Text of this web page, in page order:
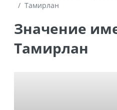
Тамирлан
Значение имени
Тамирлан